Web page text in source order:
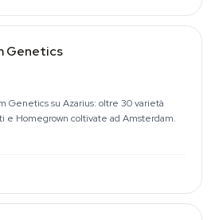
Genetics
Genetics su Azarius: oltre 30 varietà
Homegrown coltivate ad Amsterdam.